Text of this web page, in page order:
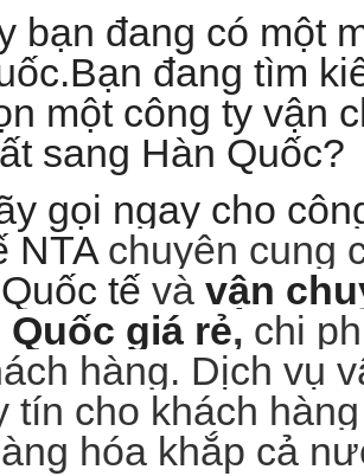
bạn đang có một
Bạn đang tìm
một công ty vận
sang Hàn Quốc?
gọi ngay cho
NTA chuyên cung
ốc tế vàvận
Quốc giá rẻ, chi
hàng. Dịch vụ
tín cho khách
hóa khắp cả